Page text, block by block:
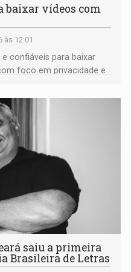
baixar vídeos com
às 12:01
confiáveis para baixar
foco em privacidade e
saiu a primeira
Brasileira de Letras